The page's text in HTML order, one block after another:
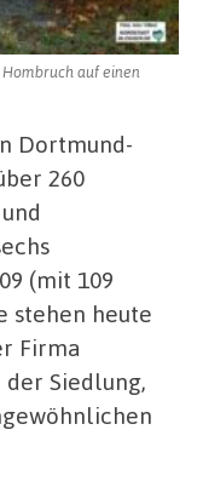
auf einen
Dortmund-
260
(mit 109
stehen heute
Firma
Siedlung,